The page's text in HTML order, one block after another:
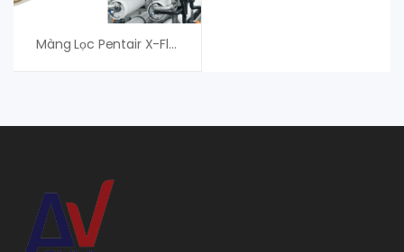
Màng Lọc Pentair X-Flow R120 – Màng UF Pentair